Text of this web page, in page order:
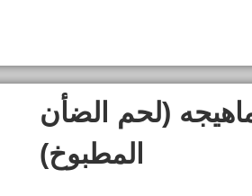
(لحم الضأن
المطبوخ)